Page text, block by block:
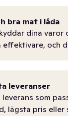
bra mat i låda
dina varor
effektivare, och
leveranser
leverans som
lägsta pris eller